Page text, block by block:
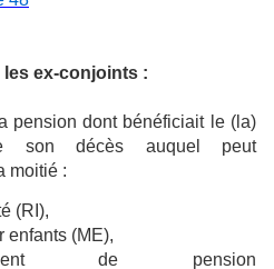
les ex-conjoints :
pension dont bénéficiait le (la)
son décès auquel peut
moitié :
(RI),
enfants (ME),
de pension